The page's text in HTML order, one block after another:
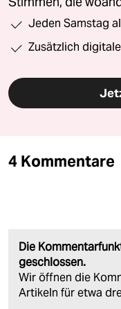
Jeden Samstag
Zusätzlich
4 Kommentare
Die
geschlossen.
Wir öffnen die
Artikeln für etwa